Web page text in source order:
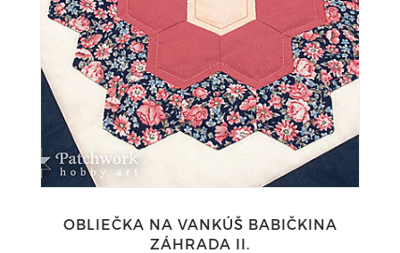
OBLIEČKA NA VANKÚŠ BABIČKINA
ZÁHRADA II.